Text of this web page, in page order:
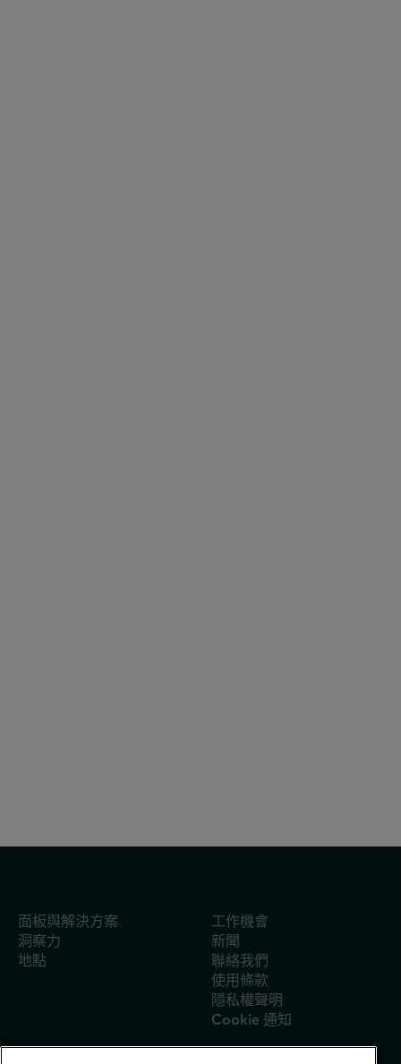
面板與解決方案
洞察力
地點
工作機會
新聞
聯絡我們
使用條款
隱私權聲明
Cookie 通知